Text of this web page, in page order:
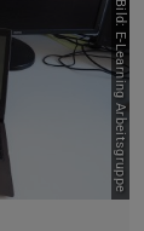
Bild: E-Learning Arbeitsgruppe